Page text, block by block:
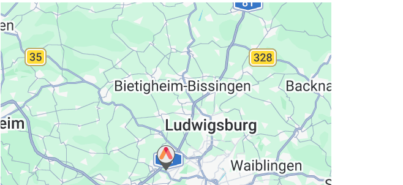
Datenschutzerklärung